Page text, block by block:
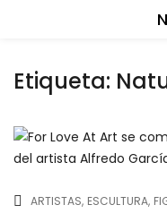
Etiqueta:
ARTISTAS ESCULTURA